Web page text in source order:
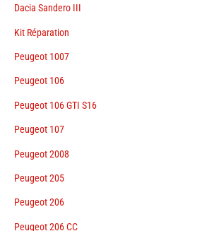
Dacia Sandero III
Kit Réparation
Peugeot 1007
Peugeot 106
Peugeot 106 GTI S16
Peugeot 107
Peugeot 2008
Peugeot 205
Peugeot 206
Peugeot 206 CC